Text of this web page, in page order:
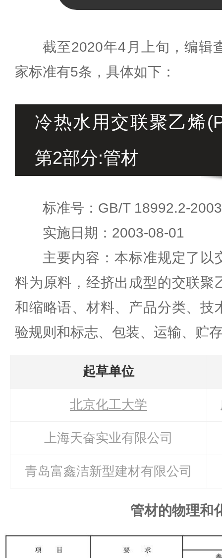
截至2020年4月上旬，编辑
家标准有5条，具体如下：
冷热水用交联聚乙烯
第2部分:管材
标准号：GB/T 18992.2-2003
实施日期：2003-08-01
主要内容：本标准规定了以
料为原料，经挤出成型的交联聚
和缩略语、材料、产品分类、技
验规则和标志、包装、运输、贮
起草单位
北京化工大学
上海天奋实业有限公司
青岛富鑫洁新型建材有限公司
管材的物理和